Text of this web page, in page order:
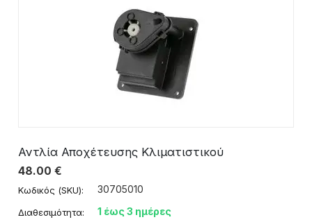
Αντλία Αποχέτευσης Κλιματιστικού
48.00 €
Κωδικός (SKU): 30705010
Διαθεσιμότητα: 1 έως 3 ημέρες